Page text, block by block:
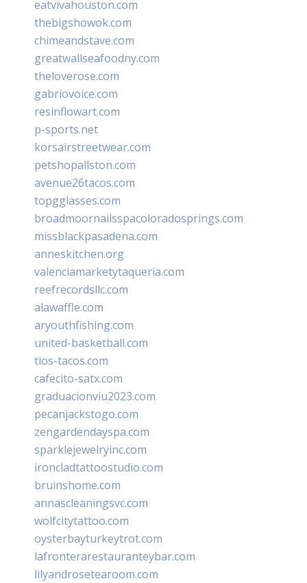
eatvivahouston.com
thebigshowok.com
chimeandstave.com
greatwallseafoodny.com
theloverose.com
gabriovoice.com
resinflowart.com
p-sports.net
korsairstreetwear.com
petshopallston.com
avenue26tacos.com
topgglasses.com
broadmoornailsspacoloradosprings.com
missblackpasadena.com
anneskitchen.org
valenciamarketytaqueria.com
reefrecordsllc.com
alawaffle.com
aryouthfishing.com
united-basketball.com
tios-tacos.com
cafecito-satx.com
graduacionviu2023.com
pecanjackstogo.com
zengardendayspa.com
sparklejewelryinc.com
ironcladtattoostudio.com
bruinshome.com
annascleaningsvc.com
wolfcitytattoo.com
oysterbayturkeytrot.com
lafronterarestauranteybar.com
lilyandrosetearoom.com